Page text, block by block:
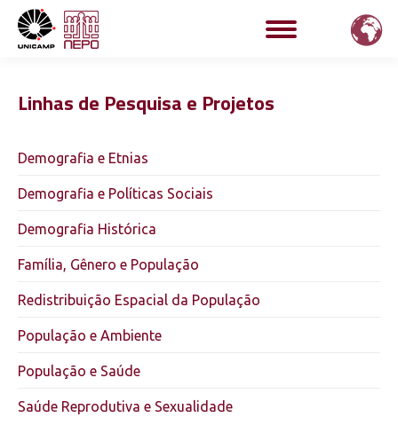
Linhas de Pesquisa e Projetos
Demografia e Etnias
Demografia e Políticas Sociais
Demografia Histórica
Família, Gênero e População
Redistribuição Espacial da População
População e Ambiente
População e Saúde
Saúde Reprodutiva e Sexualidade